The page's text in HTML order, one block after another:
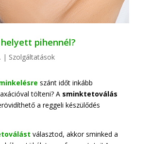
pihennél?
| Szolgáltatások
szánt időt inkább
tölteni? A sminktetoválás
a reggeli készülődés
választod, akkor sminked a